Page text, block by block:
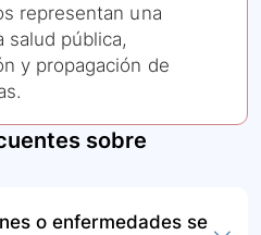
representan una
salud pública,
y propagación de
sobre
o enfermedades se